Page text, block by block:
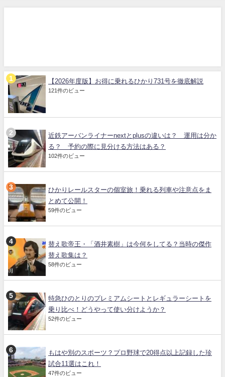
【2026年度版】お得に乗れるひかり731号を徹底解説
121件のビュー
近鉄アーバンライナーnextとplusの違いは？ 運用は分か
る？ 予約の際に見分ける方法はある？
102件のビュー
ひかりレールスターの個室旅！乗れる列車や注意点をま
とめて公開！
59件のビュー
替え歌帝王・「酒井素樹」は今何をしてる？当時の傑作
替え歌集は？
58件のビュー
特急ひのとりのプレミアムシートとレギュラーシートを
乗り比べ！どうやって使い分けようか？
52件のビュー
もはや別のスポーツ？プロ野球で20得点以上記録した珍
試合11選はこれ！
47件のビュー